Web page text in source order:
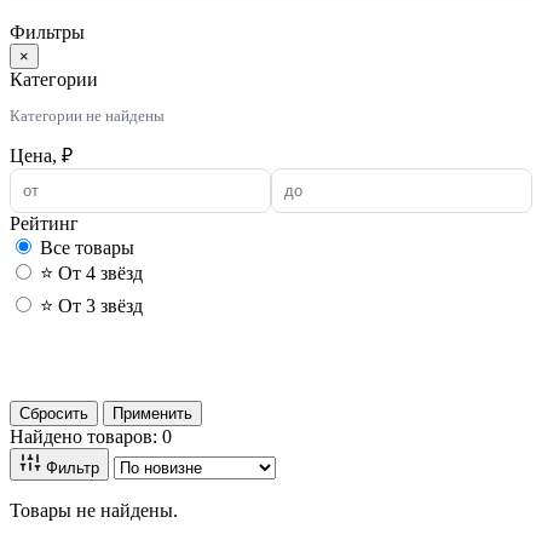
Фильтры
×
Категории
Категории не найдены
Цена, ₽
Рейтинг
Все товары
⭐ От 4 звёзд
⭐ От 3 звёзд
Сбросить
Применить
Найдено товаров: 0
Фильтр
Товары не найдены.